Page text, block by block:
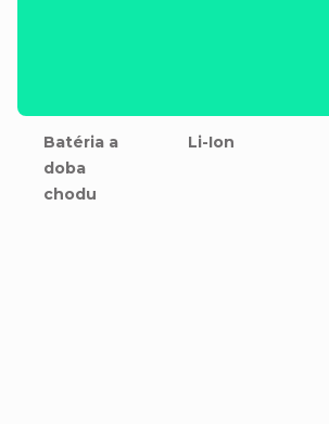
Batéria a
doba
chodu
Li-Ion